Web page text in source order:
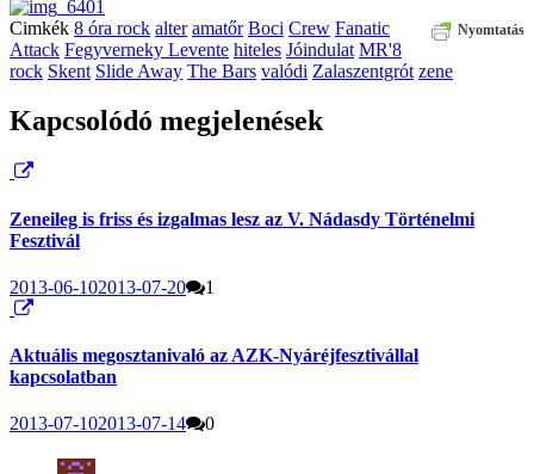
Nyomtatás
Cimkék 8 óra rock alter amatőr Boci Crew Fanatic
Attack Fegyverneky Levente hiteles Jóindulat MR'8
rock Skent Slide Away The Bars valódi Zalaszentgrót zene
Kapcsolódó megjelenések
Zeneileg is friss és izgalmas lesz az V. Nádasdy Történelmi
Fesztivál
2013-06-102013-07-20 1
Aktuális megosztanivaló az AZK-Nyáréjfesztivállal
kapcsolatban
2013-07-102013-07-14 0